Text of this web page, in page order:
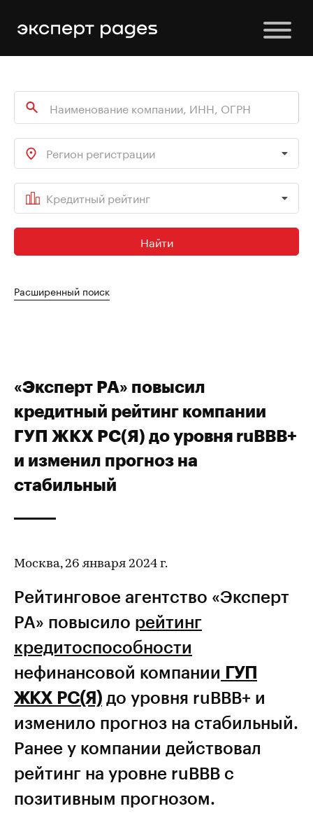
Регион регистрации
Кредитный рейтинг
Найти
Расширенный поиск
«Эксперт РА» повысил
кредитный рейтинг компании
ГУП ЖКХ РС(Я) до уровня ruВВВ+
и изменил прогноз на
стабильный
Москва, 26 января 2024 г.
Рейтинговое агентство «Эксперт
РА» повысило рейтинг
кредитоспособности
нефинансовой компании ГУП
ЖКХ РС(Я) до уровня ruВВВ+ и
изменило прогноз на стабильный.
Ранее у компании действовал
рейтинг на уровне ruВВВ с
позитивным прогнозом.